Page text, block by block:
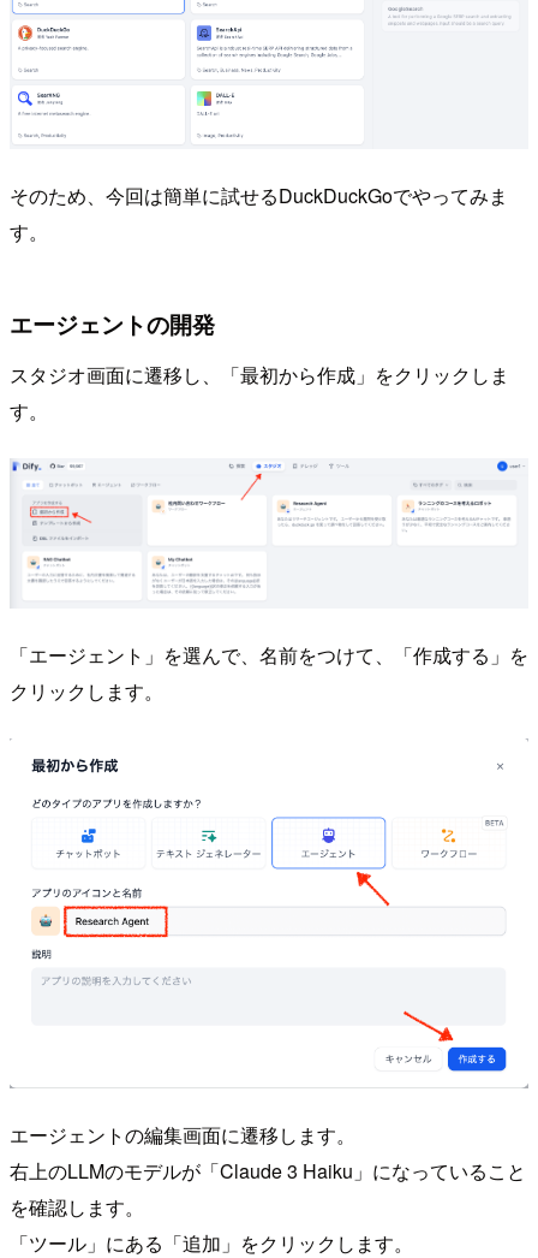
そのため、今回は簡単に試せるDuckDuckGoでやってみま
す。
エージェントの開発
スタジオ画面に遷移し、「最初から作成」をクリックしま
す。
「エージェント」を選んで、名前をつけて、「作成する」を
クリックします。
エージェントの編集画面に遷移します。
右上のLLMのモデルが「Claude 3 Haiku」になっていること
を確認します。
「ツール」にある「追加」をクリックします。